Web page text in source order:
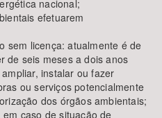
nacional;
efetuarem
sem licença: atualmente é de
de seis meses a dois anos
instalar ou fazer
ou serviços potencialmente
dos órgãos ambientais;
caso de situação de